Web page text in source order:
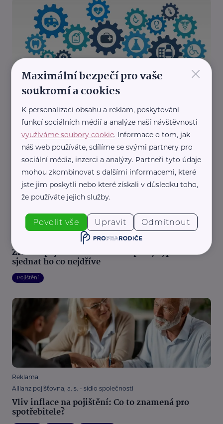
Reklama
Allianz pojišťovna, a. s. - sídlo společnosti
jako základní pilíř finanční ochrany
Reklama
Allianz pojišťovna, a. s. - sídlo společnosti
Životní pojištění vám ulehčí spaní, vyplatí se
sjednat ho co nejdříve
Pojištění
Reklama
Allianz pojišťovna, a. s. - sídlo společnosti
Vliv inflace na pojištění: Co to znamená pro
spotřebitele?
×
Maximální bezpečí pro vaše
soukromí a cookies
K personalizaci obsahu a reklam, poskytování
funkcí sociálních médií a analýze naší návštěvnosti
využíváme soubory cookie. Informace o tom, jak
náš web používáte, sdílíme se svými partnery pro
sociální média, inzerci a analýzy. Partneři tyto údaje
mohou zkombinovat s dalšími informacemi, které
jste jim poskytli nebo které získali v důsledku toho,
že používáte jejich služby.
Povolit vše Upravit Odmítnout